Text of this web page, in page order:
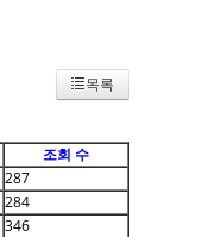
목록
조회 수
287
284
346